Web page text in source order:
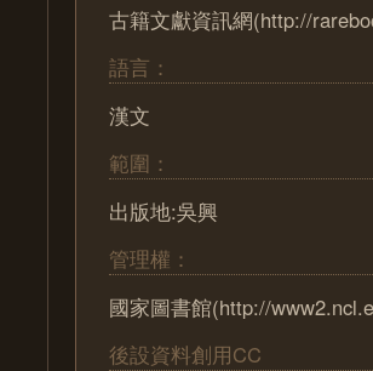
古籍文獻資訊網(http://
語言：
漢文
範圍：
出版地:吳興
管理權：
國家圖書館(http://
後設資料創用CC